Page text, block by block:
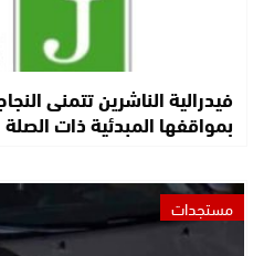
فيدرالية الناشرين تتمنى
بمواقفها المبدئية ذات الصلة
مستجدات